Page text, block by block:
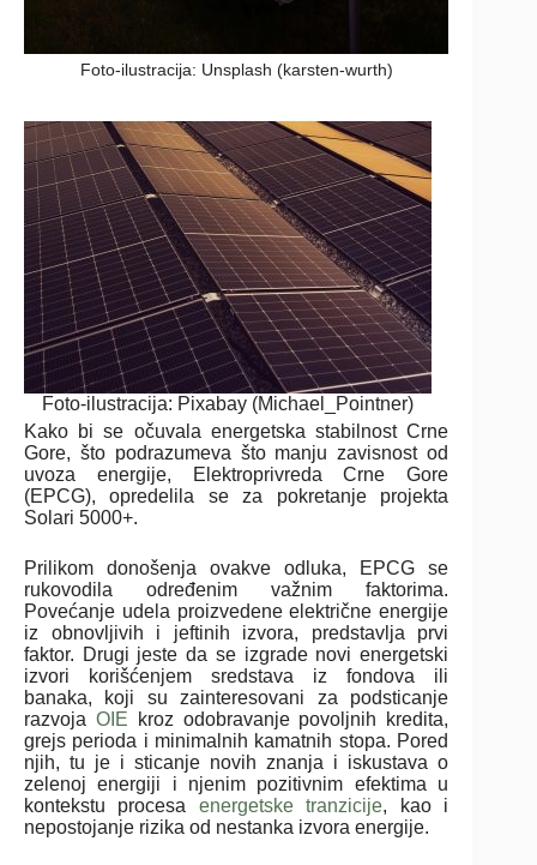
Foto-ilustracija: Unsplash (karsten-wurth)
Foto-ilustracija: Pixabay (Michael_Pointner)
Kako bi se očuvala energetska stabilnost Crne
Gore, što podrazumeva što manju zavisnost od
uvoza energije, Elektroprivreda Crne Gore
(EPCG), opredelila se za pokretanje projekta
Solari 5000+.
Prilikom donošenja ovakve odluka, EPCG se
rukovodila određenim važnim faktorima.
Povećanje udela proizvedene električne energije
iz obnovljivih i jeftinih izvora, predstavlja prvi
faktor. Drugi jeste da se izgrade novi energetski
izvori korišćenjem sredstava iz fondova ili
banaka, koji su zainteresovani za podsticanje
razvoja OIE kroz odobravanje povoljnih kredita,
grejs perioda i minimalnih kamatnih stopa. Pored
njih, tu je i sticanje novih znanja i iskustava o
zelenoj energiji i njenim pozitivnim efektima u
kontekstu procesa energetske tranzicije, kao i
nepostojanje rizika od nestanka izvora energije.